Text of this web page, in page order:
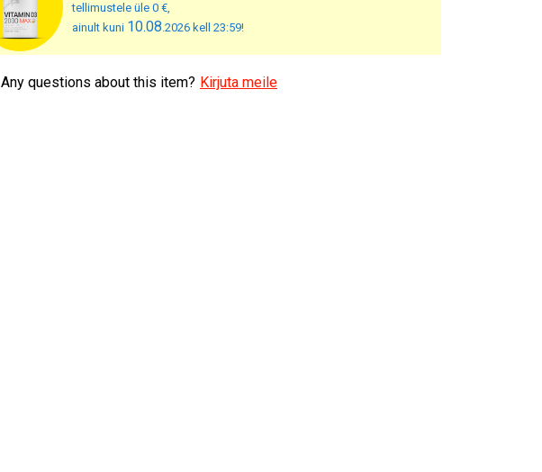
tellimustele üle 0 €,
ainult kuni 10.08.2026 kell 23:59!
Any questions about this item? Kirjuta meile